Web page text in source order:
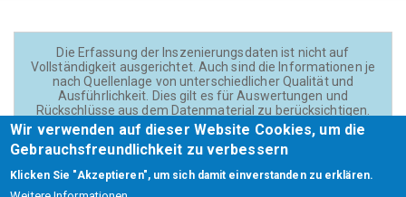
Die Erfassung der Inszenierungsdaten ist nicht auf
Vollständigkeit ausgerichtet. Auch sind die Informationen je
nach Quellenlage von unterschiedlicher Qualität und
Ausführlichkeit. Dies gilt es für Auswertungen und
Rückschlüsse aus dem Datenmaterial zu berücksichtigen.
Daten und Texte auf der Website sind - wenn nicht anders
angegeben - lizensiert unterCC BY 4.0(Creator:
Theadok.at).
Wir verwenden auf dieser Website Cookies, um die
Gebrauchsfreundlichkeit zu verbessern
Klicken Sie "Akzeptieren", um sich damit einverstanden zu erklären.